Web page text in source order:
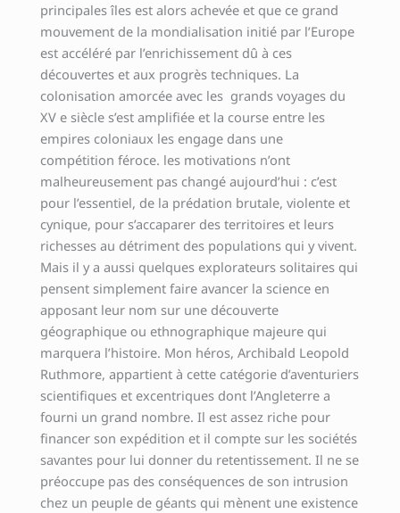
principales îles est alors achevée et que ce grand
mouvement de la mondialisation initié par l’Europe
est accéléré par l’enrichissement dû à ces
découvertes et aux progrès techniques. La
colonisation amorcée avec les grands voyages du
XV e siècle s’est amplifiée et la course entre les
empires coloniaux les engage dans une
compétition féroce. les motivations n’ont
malheureusement pas changé aujourd’hui : c’est
pour l’essentiel, de la prédation brutale, violente et
cynique, pour s’accaparer des territoires et leurs
richesses au détriment des populations qui y vivent.
Mais il y a aussi quelques explorateurs solitaires qui
pensent simplement faire avancer la science en
apposant leur nom sur une découverte
géographique ou ethnographique majeure qui
marquera l’histoire. Mon héros, Archibald Leopold
Ruthmore, appartient à cette catégorie d’aventuriers
scientifiques et excentriques dont l’Angleterre a
fourni un grand nombre. Il est assez riche pour
financer son expédition et il compte sur les sociétés
savantes pour lui donner du retentissement. Il ne se
préoccupe pas des conséquences de son intrusion
chez un peuple de géants qui mènent une existence